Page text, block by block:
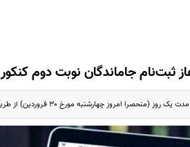
ثبت‌نام جاماندگان نوبت دوم کنکور